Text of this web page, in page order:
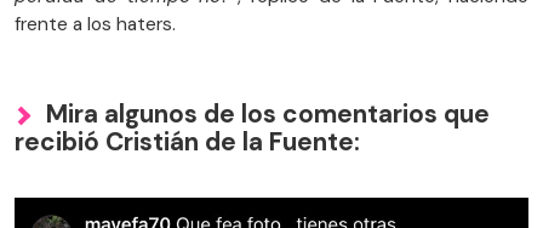
frente a los haters.
Mira algunos de los comentarios que
recibió Cristián de la Fuente: